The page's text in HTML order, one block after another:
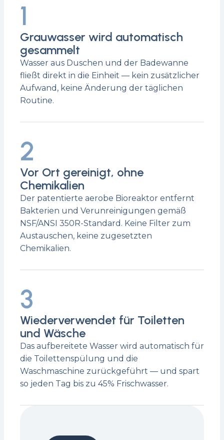
1
Grauwasser wird automatisch
gesammelt
Wasser aus Duschen und der Badewanne
fließt direkt in die Einheit — kein zusätzlicher
Aufwand, keine Änderung der täglichen
Routine.
2
Vor Ort gereinigt, ohne
Chemikalien
Der patentierte aerobe Bioreaktor entfernt
Bakterien und Verunreinigungen gemäß
NSF/ANSI 350R-Standard. Keine Filter zum
Austauschen, keine zugesetzten
Chemikalien.
3
Wiederverwendet für Toiletten
und Wäsche
Das aufbereitete Wasser wird automatisch für
die Toilettenspülung und die
Waschmaschine zurückgeführt — und spart
so jeden Tag bis zu 45% Frischwasser.